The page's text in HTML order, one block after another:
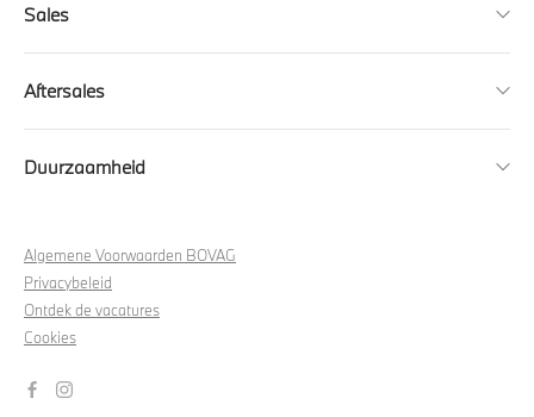
Sales
Aftersales
Duurzaamheid
Algemene Voorwaarden BOVAG
Privacybeleid
Ontdek de vacatures
Cookies